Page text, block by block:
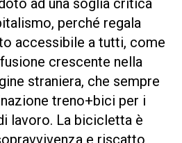
perché regala
accessibile a tutti, come
crescente nella
straniera, che sempre
treno+bici per i
lavoro. La bicicletta è
e riscatto